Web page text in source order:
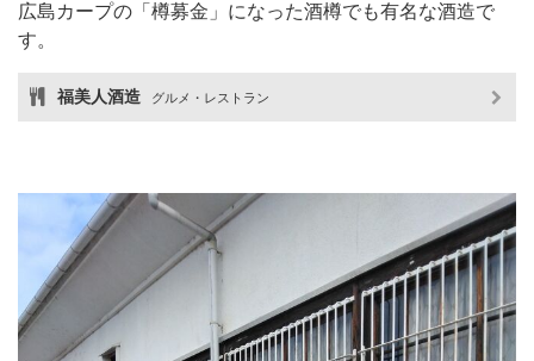
広島カープの「樽募金」になった酒樽でも有名な酒造で
す。
福美人酒造 グルメ・レストラン